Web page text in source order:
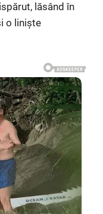
lăsând în
o liniște